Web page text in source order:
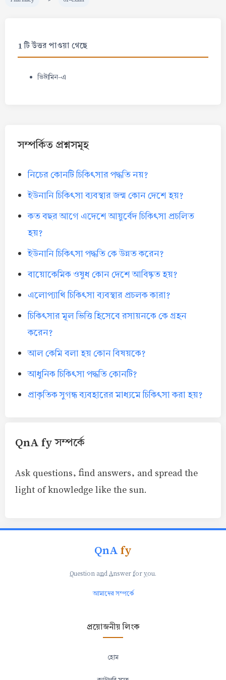
1 টি উত্তর পাওয়া গেছে
ভিটামিন-এ
সম্পর্কিত প্রশ্নসমূহ
নিচের কোনটি চিকিৎসার পদ্ধতি নয়?
ইউনানি চিকিৎসা ব্যবস্থার জন্ম কোন দেশে হয়?
কত বছর আগে এদেশে আয়ুর্বেদ চিকিৎসা প্রচলিত
হয়?
ইউনানি চিকিৎসা পদ্ধতি কে উন্নত করেন?
বায়োকেমিক ওষুধ কোন দেশে আবিষ্কৃত হয়?
এলোপ্যাথি চিকিৎসা ব্যবস্থার প্রচলক কারা?
চিকিৎসার মূল ভিত্তি হিসেবে রসায়নকে কে গ্রহন
করেন?
আল কেমি বলা হয় কোন বিষয়কে?
আধুনিক চিকিৎসা পদ্ধতি কোনটি?
প্রাকৃতিক সুগন্ধ ব্যবহারের মাধ্যমে চিকিৎসা করা হয়?
QnA fy সম্পর্কে
Ask questions, find answers, and spread the
light of knowledge like the sun.
QnAfy
Question andAnswer foryou.
আমাদের সম্পর্কে
প্রয়োজনীয় লিংক
হোম